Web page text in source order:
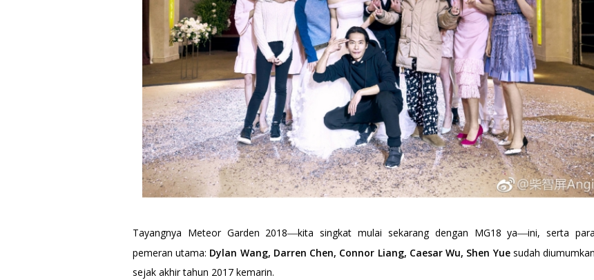
Tayangnya Meteor Garden 2018—kita singkat mulai sekarang dengan MG18 ya—ini, serta para
pemeran utama: Dylan Wang, Darren Chen, Connor Liang, Caesar Wu, Shen Yue sudah diumumkan
sejak akhir tahun 2017 kemarin.